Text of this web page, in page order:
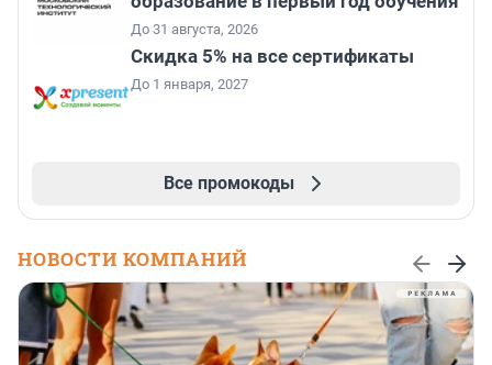
До 31 августа, 2026
Скидка 5% на все сертификаты
До 1 января, 2027
Все промокоды
НОВОСТИ КОМПАНИЙ